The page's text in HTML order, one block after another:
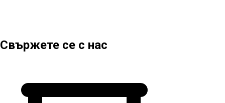
Свържете се с нас